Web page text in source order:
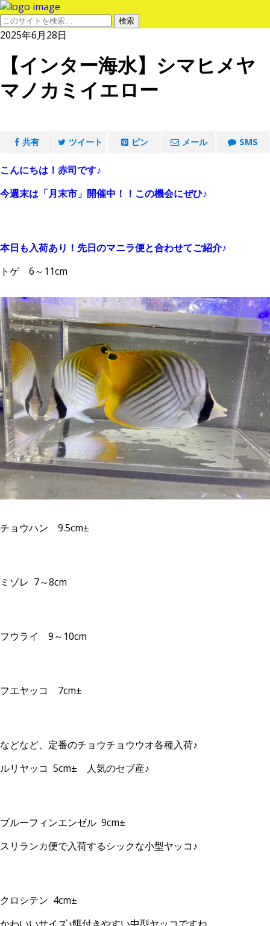
2025年6月28日
【インター海水】シマヒメヤ
マノカミイエロー
共有 ツイート ピン メール SMS
こんにちは！赤司です♪
今週末は「月末市」開催中！！この機会にぜひ♪
本日も入荷あり！先日のマニラ便と合わせてご紹介♪
トゲ 6～11cm
チョウハン 9.5cm±
ミゾレ 7～8cm
フウライ 9～10cm
フエヤッコ 7cm±
などなど、定番のチョウチョウウオ各種入荷♪
ルリヤッコ 5cm± 人気のセブ産♪
ブルーフィンエンゼル 9cm±
スリランカ便で入荷するシックな小型ヤッコ♪
クロシテン 4cm±